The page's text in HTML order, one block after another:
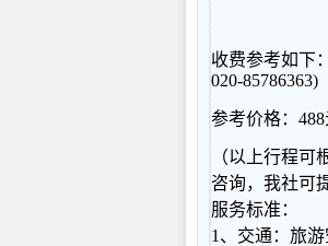
收费参考如下
020-85786363)
参考价格：
（以上行程
咨询，我社可
服务标准：
1、交通：旅游